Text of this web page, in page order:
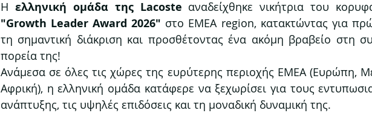
Η ελληνική ομάδα της Lacoste
"Growth Leader Award 2026" στο EMEA region, κατακτώντας για
τη σημαντική διάκριση και προσθέτοντας ένα ακόμη βραβείο στη
πορεία της!
Ανάμεσα σε όλες τις χώρες της ευρύτερης περιοχής EMEA (Ευρώπη,
Αφρική), η ελληνική ομάδα κατάφερε να ξεχωρίσει για τους
ανάπτυξης, τις υψηλές επιδόσεις και τη μοναδική δυναμική της.